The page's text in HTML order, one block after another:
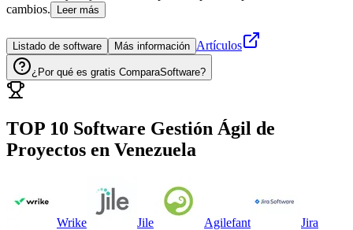
cambios.
Leer más
Listado de software Más información Artículos
¿Por qué es gratis ComparaSoftware?
TOP 10 Software Gestión Ágil de
Proyectos en Venezuela
Wrike Jile Agilefant Jira